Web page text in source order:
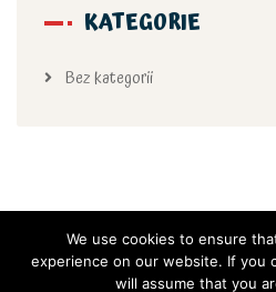
KATEGORIE
Bez kategorii
We use cookies to ensure
experience on our website. If you
will assume that you